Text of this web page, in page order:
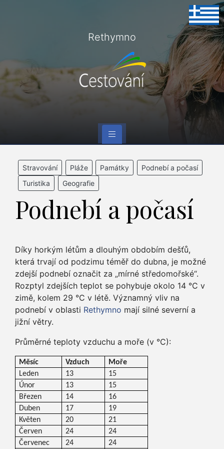
Rethymno
Stravování Pláže Památky
Podnebí a počasí
Turistika
Geografie
Podnebí a počasí
Díky horkým létům a dlouhým obdobím dešťů,
která trvají od podzimu téměř do dubna, je možné
zdejší podnebí označit za „mírné středomořské“.
Rozptyl zdejších teplot se pohybuje okolo 14 °C v
zimě, kolem 29 °C v létě. Významný vliv na
podnebí v oblasti Rethymno mají silné severní a
jižní větry.
Průměrné teploty vzduchu a moře (v °C):
Měsíc Vzduch
Moře
Leden
13
15
Únor
13
15
Březen
14
16
Duben
17
19
Květen
20
21
Červen
24
24
Červenec
24 24